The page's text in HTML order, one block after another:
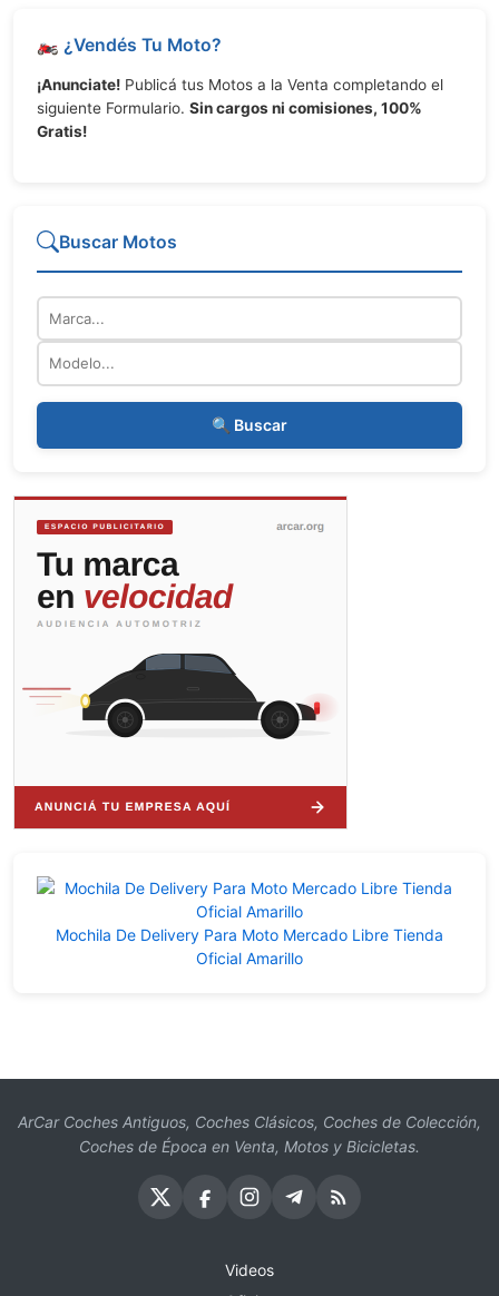
🏍️ ¿Vendés Tu Moto?
¡Anunciate! Publicá tus Motos a la Venta completando el
siguiente Formulario. Sin cargos ni comisiones, 100%
Gratis!
Buscar Motos
Marca
🔍 Buscar
Mochila De Delivery Para Moto Mercado Libre Tienda
Oficial Amarillo
ArCar Coches Antiguos, Coches Clásicos, Coches de Colección,
Coches de Época en Venta, Motos y Bicicletas.
Videos